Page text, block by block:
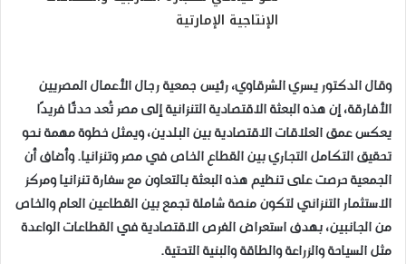
الإنتاجية الإمارتية
وقال الدكتور يسري الشرقاوي، رئيس جمعية رجال الأعمال المصريين
الأفارقة، إن هذه البعثة الاقتصادية التنزانية إلى مصر تُعد حدثًا فريدًا
يعكس عمق العلاقات الاقتصادية بين البلدين، ويمثل خطوة مهمة نحو
تحقيق التكامل التجاري بين القطاع الخاص في مصر وتنزانيا. وأضاف أن
الجمعية حرصت على تنظيم هذه البعثة بالتعاون مع سفارة تنزانيا ومركز
الاستثمار التنزاني لتكون منصة شاملة تجمع بين القطاعين العام والخاص
من الجانبين، بهدف استعراض الفرص الاقتصادية في القطاعات الواعدة
مثل السياحة والزراعة والطاقة والبنية التحتية.